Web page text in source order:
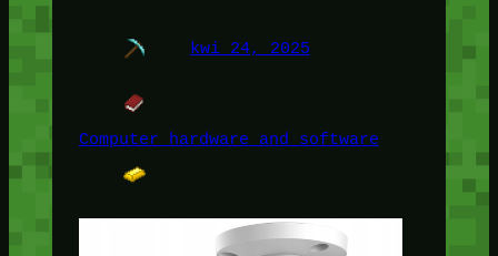
kwi 24, 2025
Computer hardware and software